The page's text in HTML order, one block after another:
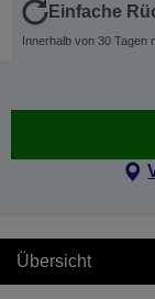
Einfache
Innerhalb von 30 Tagen
Übersicht